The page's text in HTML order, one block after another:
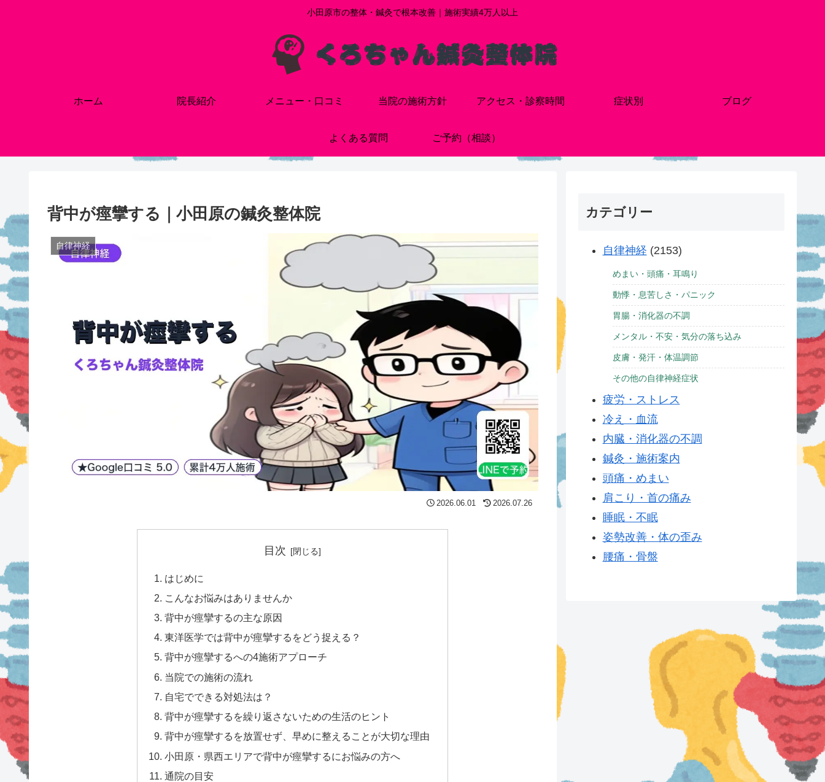
小田原市の整体・鍼灸で根本改善｜施術実績4万人以上
ホーム 院長紹介 メニュー・口コミ 当院の施術方針 アクセス・診察時間 症状別 ブログ
よくある質問 ご予約（相談）
背中が痙攣する｜小田原の鍼灸整体院
自律神経
2026.06.01 2026.07.26
目次
はじめに
こんなお悩みはありませんか
背中が痙攣するの主な原因
東洋医学では背中が痙攣するをどう捉える？
背中が痙攣するへの4施術アプローチ
当院での施術の流れ
自宅でできる対処法は？
背中が痙攣するを繰り返さないための生活のヒント
背中が痙攣するを放置せず、早めに整えることが大切な理由
小田原・県西エリアで背中が痙攣するにお悩みの方へ
通院の目安
カテゴリー
自律神経 (2153)
めまい・頭痛・耳鳴り
動悸・息苦しさ・パニック
胃腸・消化器の不調
メンタル・不安・気分の落ち込み
皮膚・発汗・体温調節
その他の自律神経症状
疲労・ストレス
冷え・血流
内臓・消化器の不調
鍼灸・施術案内
頭痛・めまい
肩こり・首の痛み
睡眠・不眠
姿勢改善・体の歪み
腰痛・骨盤